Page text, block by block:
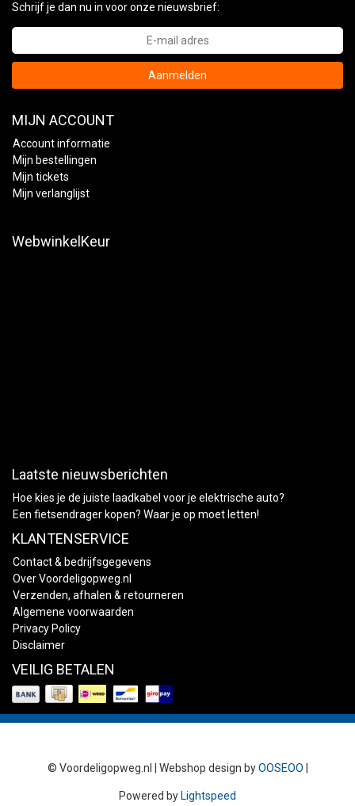
Schrijf je dan nu in voor onze nieuwsbrief:
Aanmelden
MIJN ACCOUNT
Account informatie
Mijn bestellingen
Mijn tickets
Mijn verlanglijst
WebwinkelKeur
Laatste nieuwsberichten
Hoe kies je de juiste laadkabel voor je elektrische auto?
Een fietsendrager kopen? Waar je op moet letten!
KLANTENSERVICE
Contact & bedrijfsgegevens
Over Voordeligopweg.nl
Verzenden, afhalen & retourneren
Algemene voorwaarden
Privacy Policy
Disclaimer
VEILIG BETALEN
© Voordeligopweg.nl | Webshop design byOOSEOO
Powered by Lightspeed